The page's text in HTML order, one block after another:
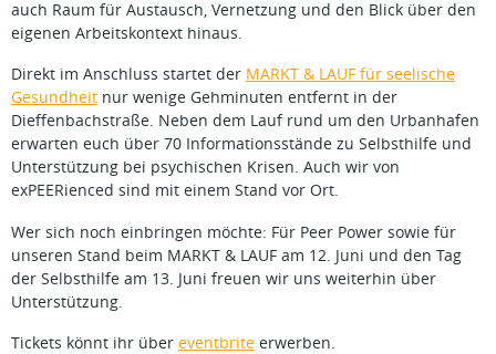
auch Raum für Austausch, Vernetzung und den Blick über den
eigenen Arbeitskontext hinaus.
Direkt im Anschluss startet der MARKT & LAUF für seelische
Gesundheit nur wenige Gehminuten entfernt in der
Dieffenbachstraße. Neben dem Lauf rund um den Urbanhafen
erwarten euch über 70 Informationsstände zu Selbsthilfe und
Unterstützung bei psychischen Krisen. Auch wir von
exPEERienced sind mit einem Stand vor Ort.
Wer sich noch einbringen möchte: Für Peer Power sowie für
unseren Stand beim MARKT & LAUF am 12. Juni und den Tag
der Selbsthilfe am 13. Juni freuen wir uns weiterhin über
Unterstützung.
Tickets könnt ihr über eventbrite erwerben.